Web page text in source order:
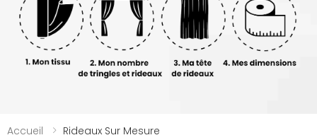
Accueil Rideaux Sur Mesure